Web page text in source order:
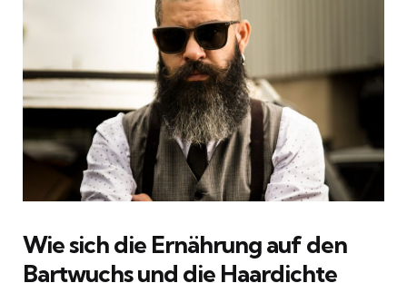
Wie sich die Ernährung auf den
Bartwuchs und die Haardichte